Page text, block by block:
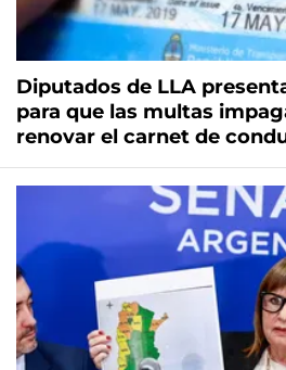
Diputados de LLA
para que las multas
renovar el carnet de